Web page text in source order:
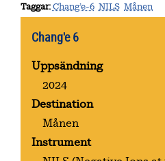
Taggar Chang’e-6 NILS Månen
Chang'e 6
Uppsändning
2024
Destination
Månen
Instrument